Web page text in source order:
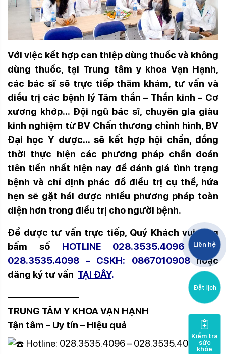
Với việc kết hợp can thiệp dùng thuốc và không
dùng thuốc, tại Trung tâm y khoa Vạn Hạnh,
các bác sĩ sẽ trực tiếp thăm khám, tư vấn và
điều trị các bệnh lý Tâm thần – Thần kinh – Cơ
xương khớp… Đội ngũ bác sĩ, chuyên gia giàu
kinh nghiệm từ BV Chấn thương chỉnh hình, BV
Đại học Y dược… sẽ kết hợp hội chẩn, đồng
thời thực hiện các phương pháp chẩn đoán
tiên tiến nhất hiện nay để đánh giá tình trạng
bệnh và chỉ định phác đồ điều trị cụ thể, hứa
hẹn sẽ gặt hái được nhiều phương pháp toàn
diện hơn trong điều trị cho người bệnh.
Để được tư vấn trực tiếp, Quý Khách vui lòng
bấm số HOTLINE 028.3535.4096 hoặc
028.3535.4098 – CSKH: 0867010908hoặc
đăng ký tư vấn TẠI ĐÂY.
———————–
TRUNG TÂM Y KHOA VẠN HẠNH
Tận tâm – Uy tín – Hiệu quả
Hotline: 028.3535.4096 – 028.3535.4098
Liên hệ
Đặt lịch
Kiểm tra
sức
khỏe